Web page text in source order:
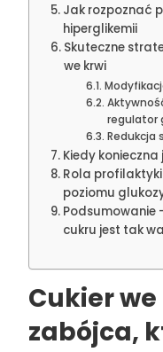
Jak rozpoznać
hiperglikemii
Skuteczne
we krwi
regulator
Redukcja
Kiedy
Rola
poziomu
Podsumowanie
cukru jest tak
Cukier
zabójca,